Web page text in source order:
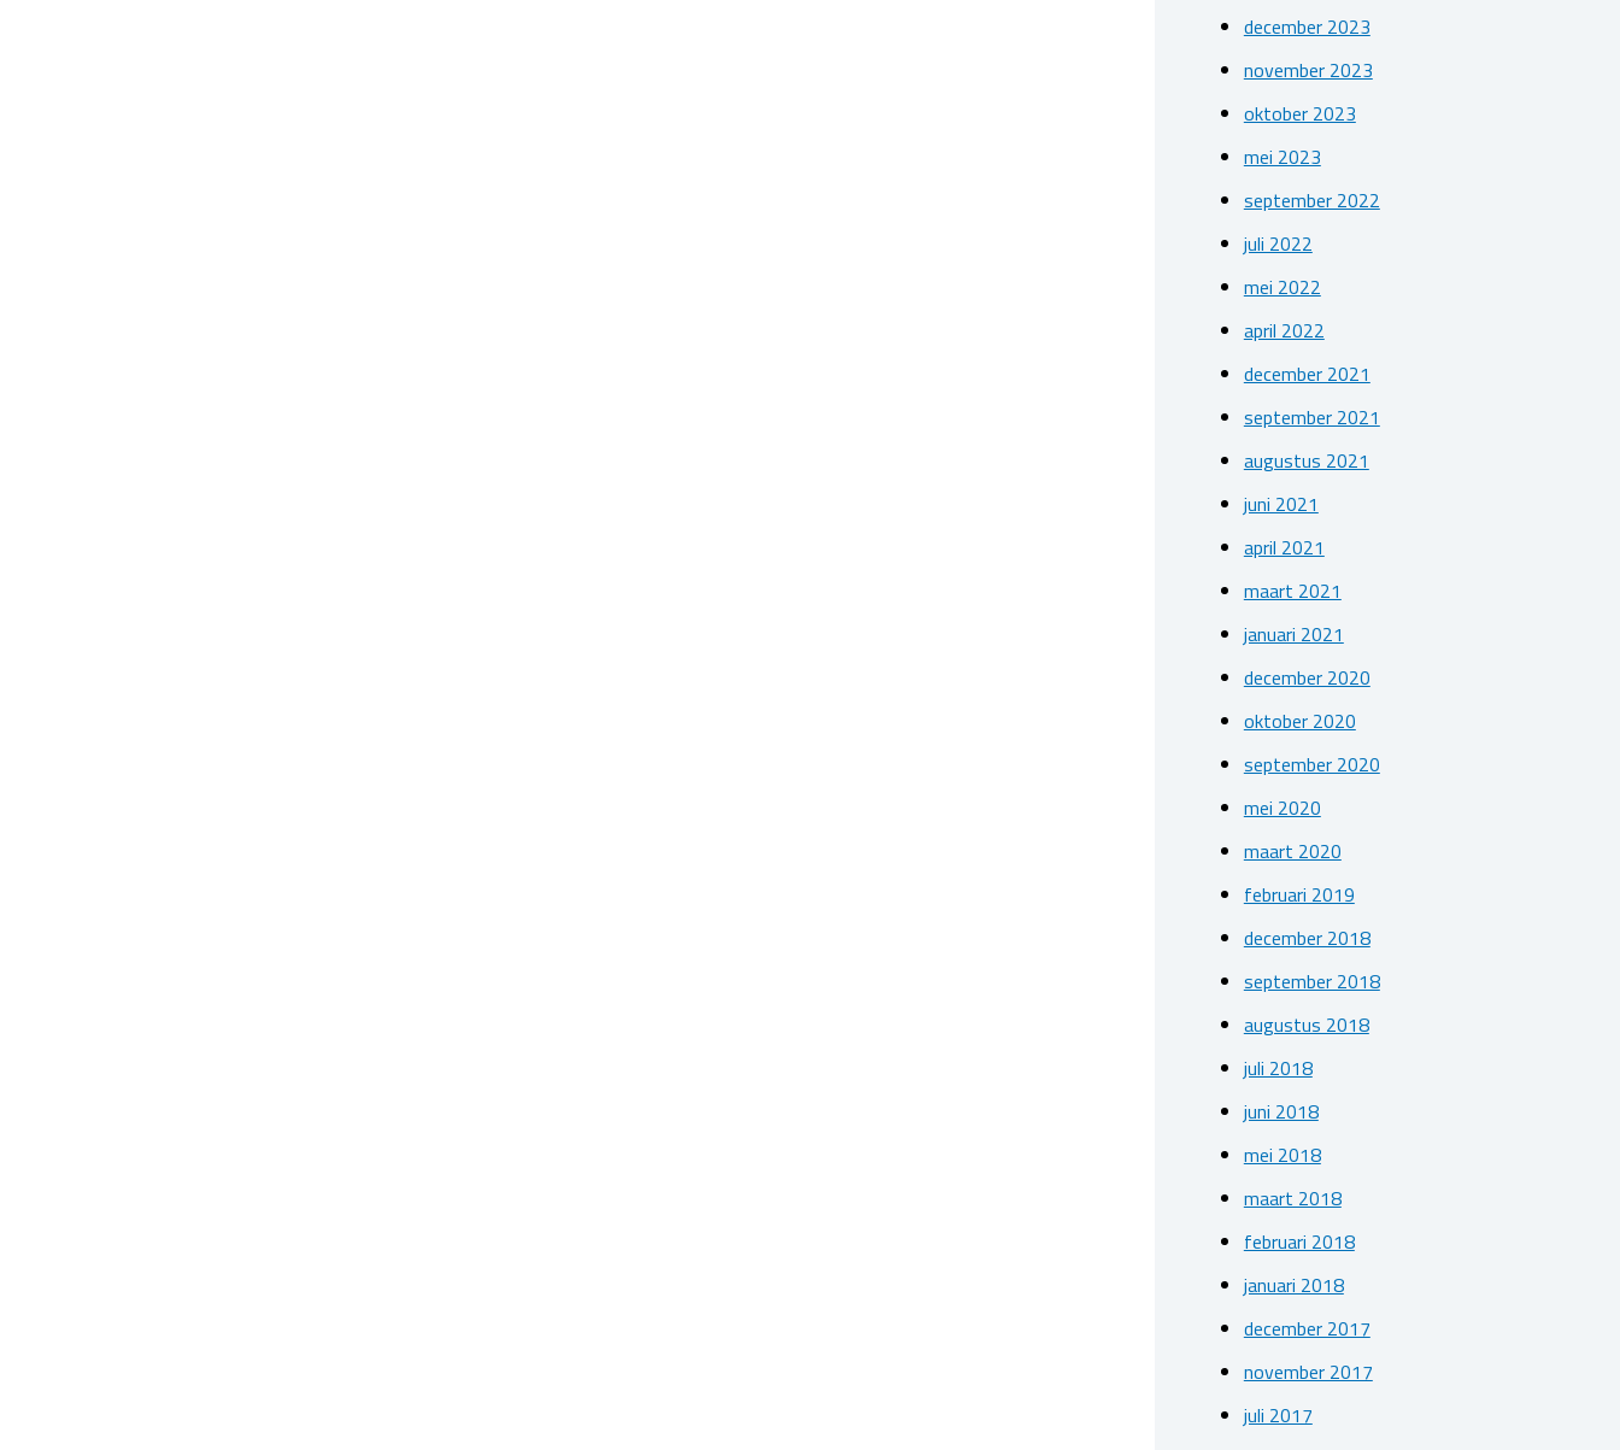
december 2023
november 2023
oktober 2023
mei 2023
september 2022
juli 2022
mei 2022
april 2022
december 2021
september 2021
augustus 2021
juni 2021
april 2021
maart 2021
januari 2021
december 2020
oktober 2020
september 2020
mei 2020
maart 2020
februari 2019
december 2018
september 2018
augustus 2018
juli 2018
juni 2018
mei 2018
maart 2018
februari 2018
januari 2018
december 2017
november 2017
juli 2017